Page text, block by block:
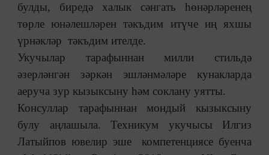
булды, биредә халык сәнгать һөнәрләренең
төрле юнәлешләрен тәкъдим итүче иң яхшы
үрнәкләр тәкъдим ителде.
Укучылар тарафыннан милли стильдә
әзерләнгән зәркән эшләнмәләре кунакларда
аеруча зур кызыксыну һәм соклану уятты.
Консуллар тарафыннан мондый кызыксыну
булу аңлашыла. Техникум укучысы Илгиз
Латыйпов ювелир эше компетенциясе буенча